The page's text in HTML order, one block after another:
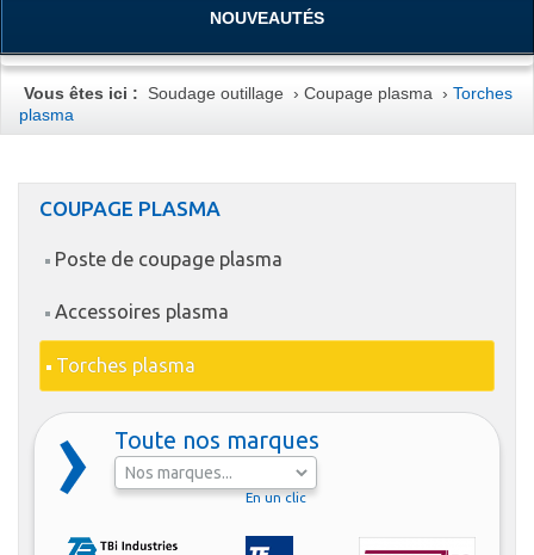
NOUVEAUTÉS
Vous êtes ici : Soudage outillage ›Coupage plasma ›Torches
plasma
COUPAGE PLASMA
Poste de coupage plasma
Accessoires plasma
Torches plasma
Toute nos marques
En un clic